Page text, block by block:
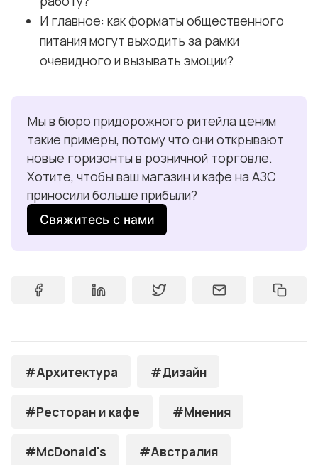
И главное: как форматы общественного
питания могут выходить за рамки
очевидного и вызывать эмоции?
Мы в бюро придорожного ритейла ценим
такие примеры, потому что они открывают
новые горизонты в розничной торговле.
Хотите, чтобы ваш магазин и кафе на АЗС
приносили больше прибыли?
Свяжитесь с нами
#Архитектура #Дизайн
#Ресторан и кафе #Мнения
#McDonald's #Австралия